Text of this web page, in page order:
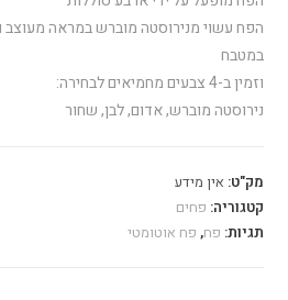
הפח עשוי מנירוסטה מוברש במראה מעוצב
במטבח
וזמין ב-4 צבעים מחמיאים לבחירה:
נירוסטה מוברש, אדום, לבן, שחור
מק"ט: אין מידע
קטגוריה: פחים
תגיות: פח, פח אוטומטי